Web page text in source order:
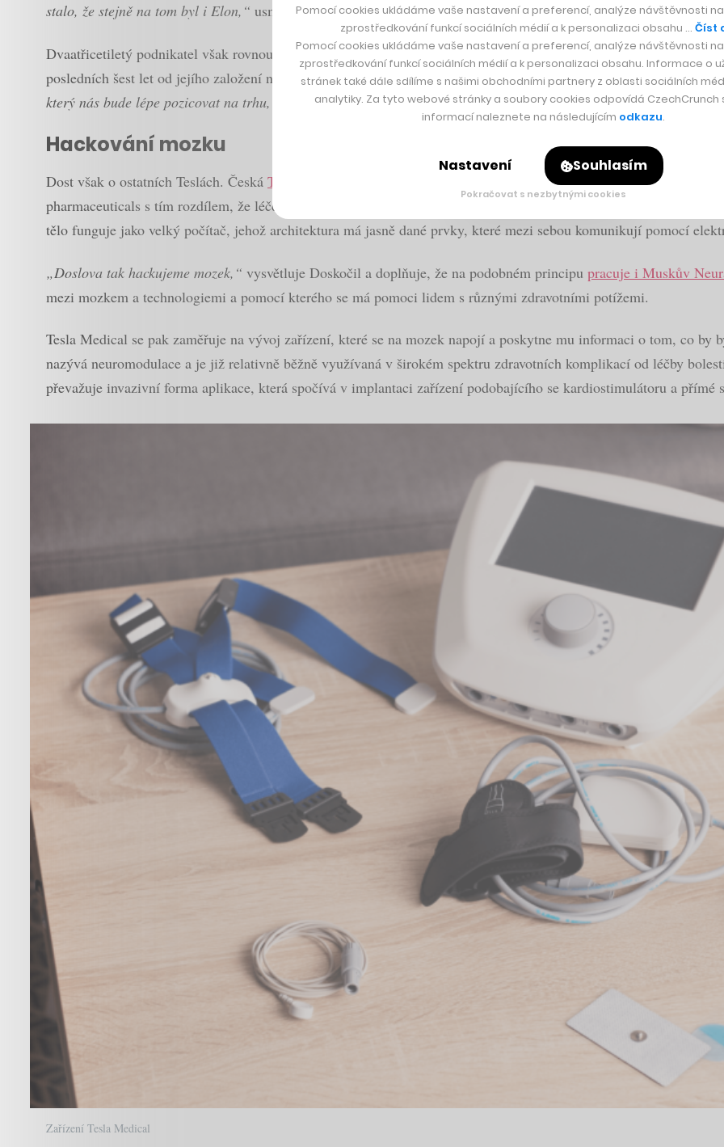
stalo, že stejně na tom byl i Elon,“ usmívá se Doskočil v rozhovoru pro CzechCrunch.
Dvaatřicetiletý podnikatel však rovnou přiznává, že Tesla Medical je sice skvělé jméno a firma má i licenční
posledních šest let od jejího založení na trhu objevilo dalších pět společností, které se pojmenovaly stejným
který nás bude lépe pozicovat na trhu,“
prozrazuje Doskočil.
Hackování mozku
Dost však o ostatních Teslách. Česká Tesla Medical
je technologická společnost zaměřená na oblast zvanou
pharmaceuticals s tím rozdílem, že léčebný efekt v tomto případě nepřináší léčivo (pharma), ale elektrický impuls
tělo funguje jako velký počítač, jehož architektura má jasně dané prvky, které mezi sebou komunikují pomocí
„Doslova tak hackujeme mozek,“ vysvětluje Doskočil a doplňuje, že na podobném principu pracuje i Muskův
mezi mozkem a technologiemi a pomocí kterého se má pomoci lidem s různými zdravotními potížemi.
Tesla Medical se pak zaměřuje na vývoj zařízení, které se na mozek napojí a poskytne mu informaci o tom, co
nazývá neuromodulace a je již relativně běžně využívaná v širokém spektru zdravotních komplikací od léčby
převažuje invazivní forma aplikace, která spočívá v implantaci zařízení podobajícího se kardiostimulátoru a přímé
Zařízení Tesla Medical
Pomocí cookies ukládáme vaše nastavení a preferencí, analýze návštěvnosti
zprostředkování funkcí sociálních médií a k personalizaci obsahu … Číst
Pomocí cookies ukládáme vaše nastavení a preferencí, analýze návštěvnosti
zprostředkování funkcí sociálních médií a k personalizaci obsahu. Informace o
stránek také dále sdílíme s našimi obchodními partnery z oblasti sociálních
analytiky. Za tyto webové stránky a soubory cookies odpovídá CzechCrunch
informací naleznete na následujícím odkazu.
Nastavení Souhlasím
Pokračovat s nezbytnými cookies